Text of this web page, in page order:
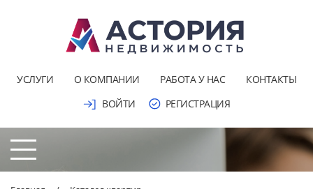
УСЛУГИ О КОМПАНИИ РАБОТА У НАС
КОНТАКТЫ
ВОЙТИ
РЕГИСТРАЦИЯ